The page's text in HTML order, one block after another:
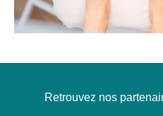
Retrouvez nos